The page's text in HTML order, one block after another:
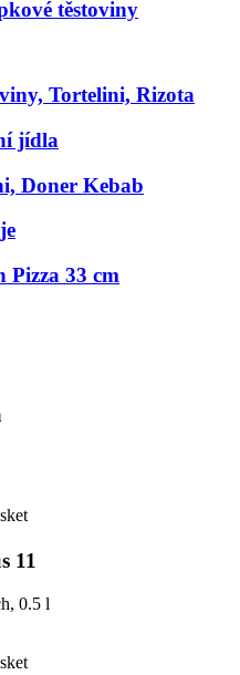
těstoviny
Tortelini, Rizota
jídla
Doner Kebab
Pizza 33 cm
11
0.5 l